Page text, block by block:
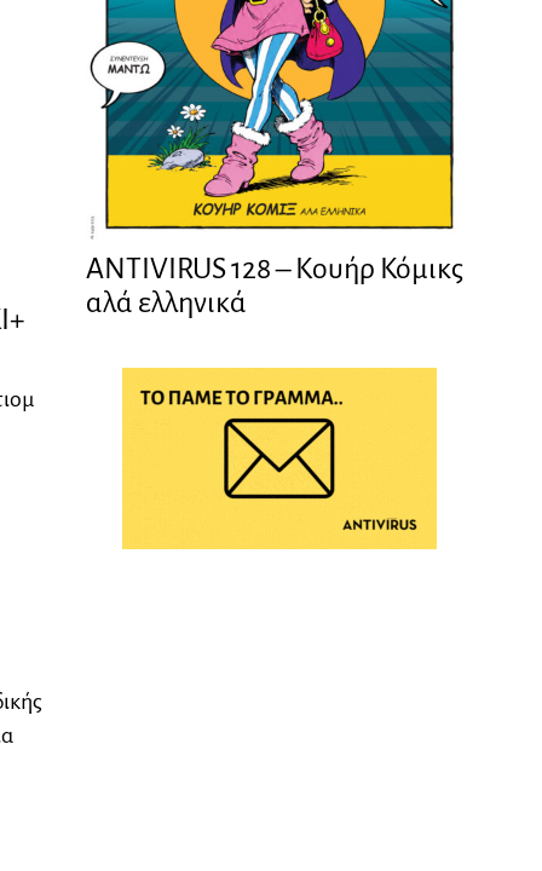
ANTIVIRUS 128 – Kουήρ Κόμικς
αλά ελληνικά